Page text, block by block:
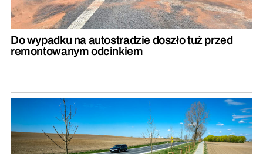
Do wypadku na autostradzie doszło tuż przed
remontowanym odcinkiem